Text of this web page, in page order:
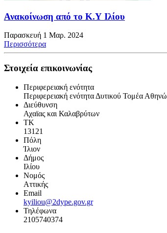
Ανακοίνωση από το Κ.Υ Ιλίου
Παρασκευή 1 Μαρ. 2024
Περισσότερα
Στοιχεία επικοινωνίας
Περιφερειακή ενότητα
Περιφερειακή ενότητα Δυτικού Τομέα
Διεύθυνση
Αχαϊας και Καλαβρύτων
ΤΚ
13121
Πόλη
Ίλιον
Δήμος
Ιλίου
Νομός
Αττικής
Email
kyiliou@2dype.gov.gr
Τηλέφωνα
2105740374